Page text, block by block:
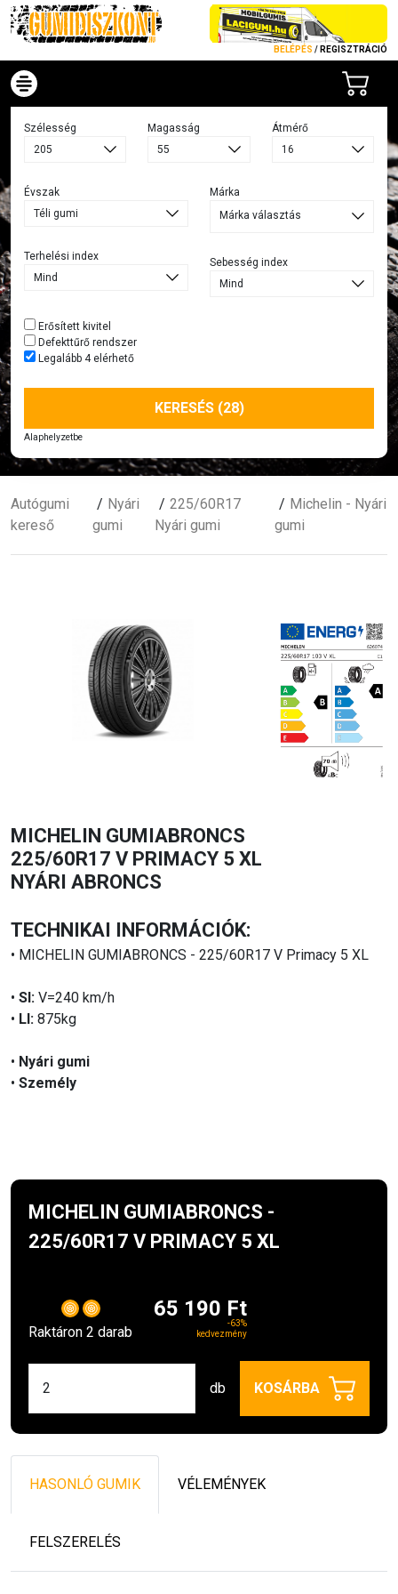
BELÉPÉS / REGISZTRÁCIÓ
Szélesség Magasság Átmérő
Évszak
Terhelési index
Márka
Márka választás
Sebesség index
Erősített kivitel
Defekttűrő rendszer
Legalább 4 elérhető
KERESÉS (28)
Alaphelyzetbe
Autógumi
kereső
Nyári
gumi
225/60R17
Nyári gumi
Michelin - Nyári
gumi
MICHELIN GUMIABRONCS
225/60R17 V PRIMACY 5 XL
NYÁRI ABRONCS
TECHNIKAI INFORMÁCIÓK:
• MICHELIN GUMIABRONCS - 225/60R17 V Primacy 5 XL
• SI: V=240 km/h
• LI: 875kg
• Nyári gumi
• Személy
MICHELIN GUMIABRONCS -
225/60R17 V PRIMACY 5 XL
Raktáron 2 darab
65 190 Ft
-63%
kedvezmény
db KOSÁRBA
HASONLÓ GUMIK VÉLEMÉNYEK
FELSZERELÉS